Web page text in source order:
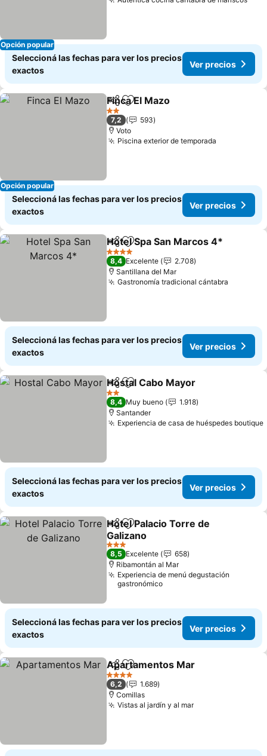
Opción popular
Seleccioná las fechas para ver los precios
exactos
Ver precios
Opción popular
CompartirAñadir a favoritos
Finca El Mazo
2 Estrellas
7,2
593
Voto
Piscina exterior de temporada
Seleccioná las fechas para ver los precios
exactos
Ver precios
CompartirAñadir a favoritos
Hotel Spa San Marcos 4*
4 Estrellas
8,4 Excelente
2.708
Santillana del Mar
Gastronomía tradicional cántabra
Seleccioná las fechas para ver los precios
exactos
Ver precios
CompartirAñadir a favoritos
Hostal Cabo Mayor
2 Estrellas
8,4 Muy bueno
1.918
Santander
Experiencia de casa de huéspedes boutique
Seleccioná las fechas para ver los precios
exactos
Ver precios
CompartirAñadir a favoritos
Hotel Palacio Torre de
Galizano
Ver precios
3 Estrellas
8,5 Excelente
658
Ribamontán al Mar
Experiencia de menú degustación
gastronómico
Seleccioná las fechas para ver los precios
exactos
Ver precios
CompartirAñadir a favoritos
Apartamentos Mar
4 Estrellas
6,2
1.689
Comillas
Vistas al jardín y al marVer precios